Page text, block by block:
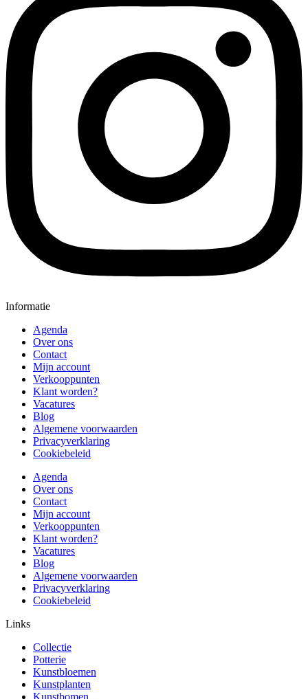
Informatie
Agenda
Over ons
Contact
Mijn account
Verkooppunten
Klant worden?
Vacatures
Blog
Algemene voorwaarden
Privacyverklaring
Cookiebeleid
Agenda
Over ons
Contact
Mijn account
Verkooppunten
Klant worden?
Vacatures
Blog
Algemene voorwaarden
Privacyverklaring
Cookiebeleid
Links
Collectie
Potterie
Kunstbloemen
Kunstplanten